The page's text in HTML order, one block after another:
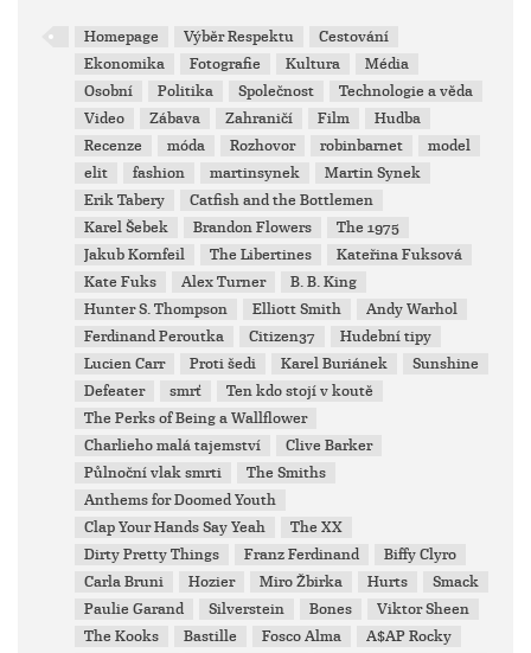
Homepage Výběr Respektu
Cestování
Ekonomika
Fotografie Kultura
Média
Osobní
Politika Společnost
Technologie a věda
Video
Zábava Zahraničí Film
Hudba
Recenze
móda Rozhovor robinbarnet
model
elit
fashion martinsynek
Martin Synek
Erik Tabery
Catfish and the Bottlemen
Karel Šebek
Brandon Flowers
The 1975
Jakub Kornfeil
The Libertines
Kateřina Fuksová
Kate Fuks
Alex Turner
B. B. King
Hunter S. Thompson
Elliott Smith
Andy Warhol
Ferdinand Peroutka
Citizen37
Hudební tipy
Lucien Carr
Proti šedi Karel Buriánek
Sunshine
Defeater
smrť
Ten kdo stojí v koutě
The Perks of Being a Wallflower
Charlieho malá tajemství
Clive Barker
Půlnoční vlak smrti
The Smiths
Anthems for Doomed Youth
Clap Your Hands Say Yeah
The XX
Dirty Pretty Things
Franz Ferdinand
Biffy Clyro
Carla Bruni
Hozier Miro Žbirka Hurts
Smack
Paulie Garand
Silverstein Bones
Viktor Sheen
The Kooks
Bastille Fosco Alma
A$AP Rocky